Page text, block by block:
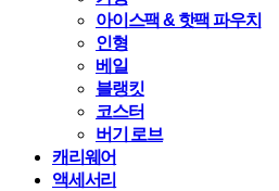
아이스팩 & 핫팩 파우치
인형
베일
블랭킷
코스터
버기 로브
캐리웨어
액세서리